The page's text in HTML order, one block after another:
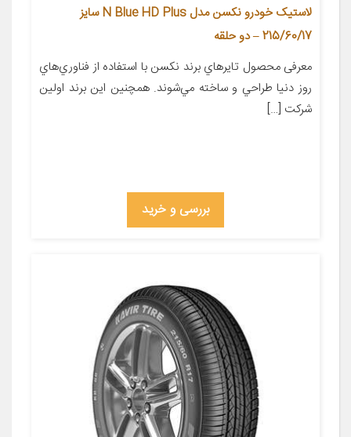
لاستیک خودرو نکسن مدل N Blue HD Plus سایز
215/60/17 – دو حلقه
معرفی محصول تايرهاي برند نکسن با استفاده از فناوري‌هاي
روز دنيا طراحي و ساخته مي‌شوند. همچنين اين برند اولين
شرکت […]
بررسی و خرید